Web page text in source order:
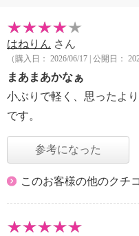
はねりん さん
（購入日： 2026/06/17 | 公開日：
まあまあかなぁ
小ぶりで軽く、思ったよ
です。
参考になった
このお客様の他のクチ